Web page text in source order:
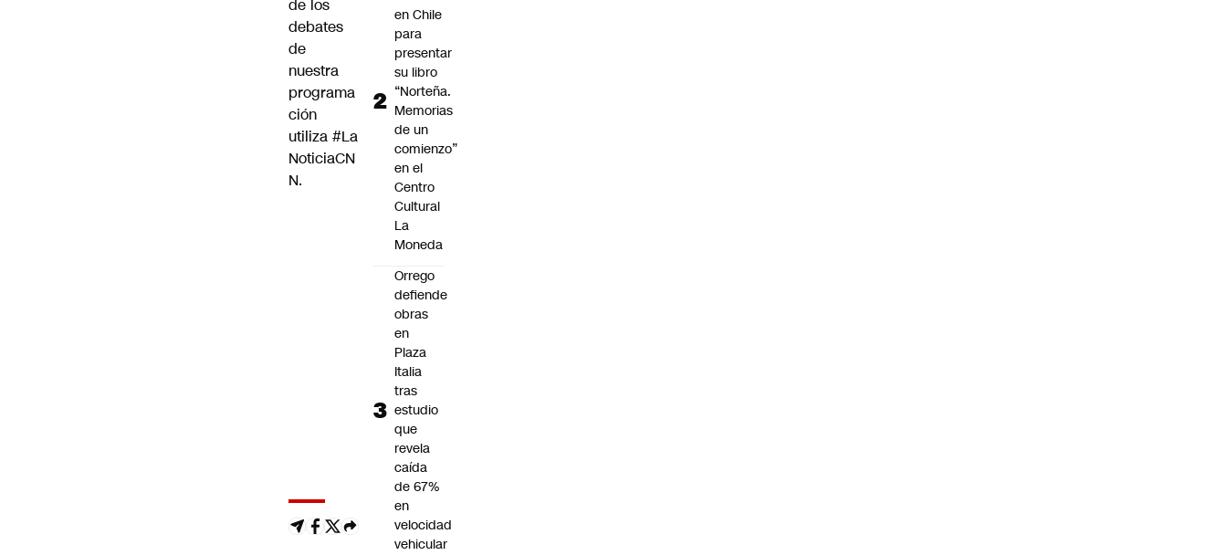
de los
debates
de
nuestra
programa
ción
utiliza #La
NoticiaCN
N.
en Chile
para
presentar
su libro
“Norteña.
Memorias
de un
comienzo”
en el
Centro
Cultural
La
Moneda
Orrego
defiende
obras
en
Plaza
Italia
tras
estudio
que
revela
caída
de 67%
en
velocidad
vehicular